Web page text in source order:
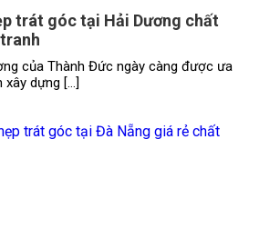
trát góc tại Hải Dương chất
của Thành Đức ngày càng được ưa
dựng […]